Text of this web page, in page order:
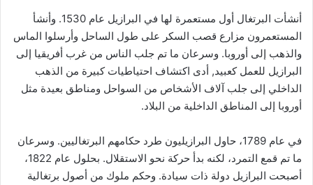
أنشأت البرتغال أول مستعمرة لها في البرازيل عام 1530. وأنشأ
المستعمرون مزارع قصب السكر على طول الساحل وأرسلوا الماس
والذهب إلى أوروبا. وسرعان ما تم جلب الناس من غرب أفريقيا إلى
البرازيل للعمل كعبيد, أدى اكتشاف احتياطيات كبيرة من الذهب
الداخلي إلى جلب آلاف الأشخاص من السواحل ومناطق بعيدة مثل
أوروبا إلى المناطق الداخلية من البلاد.
في عام 1789، حاول البرازيليون طرد حكامهم البرتغاليين. وسرعان
ما تم قمع التمرد، لكنه بدأ حركة نحو الاستقلال. بحلول عام 1822،
أصبحت البرازيل دولة ذات سيادة. وحكم ملوك من أصول برتغالية